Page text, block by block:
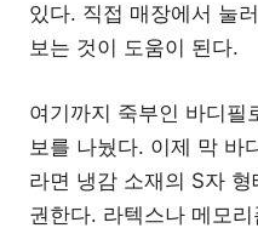
있다. 직접 매장에서 눌
보는 것이 도움이 된다.
여기까지 죽부인 바디필
보를 나눴다. 이제 막 바
라면 냉감 소재의 S자
권한다. 라텍스나 메모